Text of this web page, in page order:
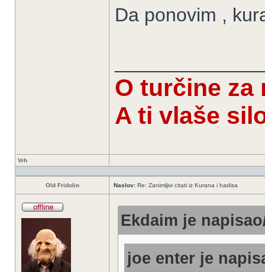
Da ponovim ,
O turčine za
A ti vlaše
Vrh
Old Fridolin Naslov: Re: Zanimljivi citati iz Kurana i hadisa
Ekdaim je
joe enter je